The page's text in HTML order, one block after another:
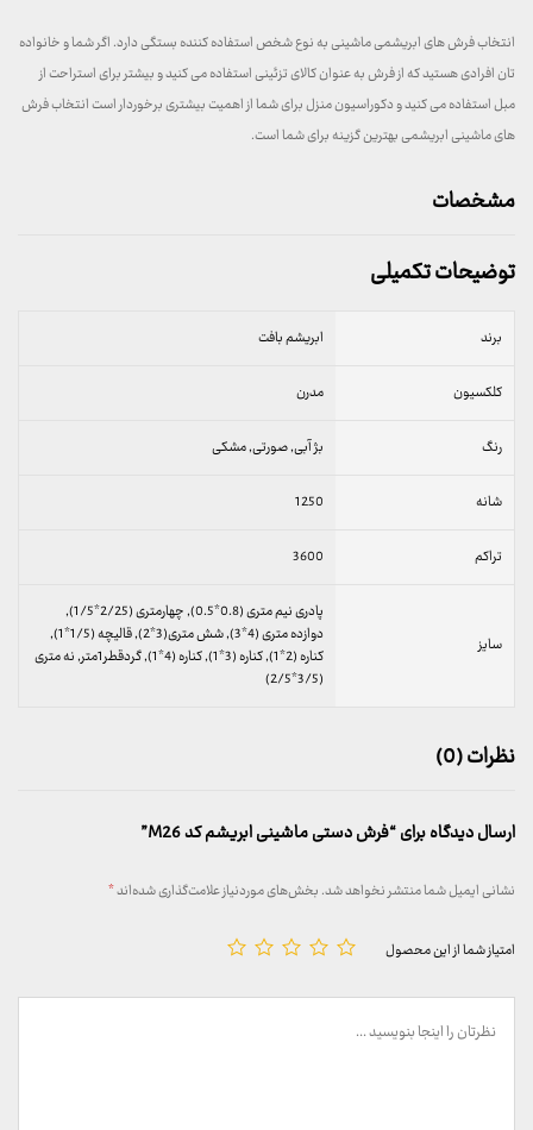
انتخاب فرش های ابریشمی ماشینی به نوع شخص استفاده کننده بستگی دارد. اگر شما و خانواده
تان افرادی هستید که از فرش به عنوان کالای تزئینی استفاده می کنید و بیشتر برای استراحت از
مبل استفاده می کنید و دکوراسیون منزل برای شما از اهمیت بیشتری برخوردار است انتخاب فرش
های ماشینی ابریشمی بهترین گزینه برای شما است.
مشخصات
توضیحات تکمیلی
برند ابریشم بافت
کلکسیون مدرن
رنگ بژ آبی, صورتی, مشکی
شانه 1250
تراکم 3600
سایز
پادری نیم متری (0.8*0.5), چهارمتری (2/25*1/5),
دوازده متری (4*3), شش متری(3*2), قالیچه (1/5*1),
کناره (2*1), کناره (3*1), کناره (4*1), گردقطر1متر, نه متری
(3/5*2/5)
نظرات (0)
ارسال دیدگاه برای “فرش دستی ماشینی ابریشم کد M26”
نشانی ایمیل شما منتشر نخواهد شد.بخش‌های موردنیاز علامت‌گذاری شده‌اند*
امتیاز شما از این محصول